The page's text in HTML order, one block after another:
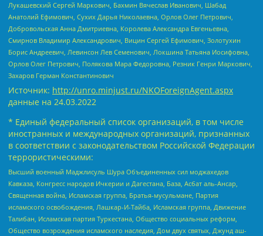
Лукашевский Сергей Маркович, Бахмин Вячеслав Иванович, Шабад
Анатолий Ефимович, Сухих Дарья Николаевна, Орлов Олег Петрович,
Добровольская Анна Дмитриевна, Королева Александра Евгеньевна,
Смирнов Владимир Александрович, Вицин Сергей Ефимович, Золотухин
Борис Андреевич, Левинсон Лев Семенович, Локшина Татьяна Иосифовна,
Орлов Олег Петрович, Полякова Мара Федоровна, Резник Генри Маркович,
Захаров Герман Константинович
Источник: http://unro.minjust.ru/NKOForeignAgent.aspx
данные на 24.03.2022
* Единый федеральный список организаций, в том числе
иностранных и международных организаций, признанных
в соответствии с законодательством Российской Федерации
террористическими:
Высший военный Маджлисуль Шура Объединенных сил моджахедов
Кавказа, Конгресс народов Ичкерии и Дагестана, База, Асбат аль-Ансар,
Священная война, Исламская группа, Братья-мусульмане, Партия
исламского освобождения, Лашкар-И-Тайба, Исламская группа, Движение
Талибан, Исламская партия Туркестана, Общество социальных реформ,
Общество возрождения исламского наследия, Дом двух святых, Джунд аш-